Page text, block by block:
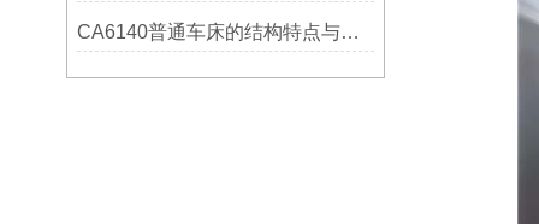
CA6140普通车床的结构特点与工作原理解析